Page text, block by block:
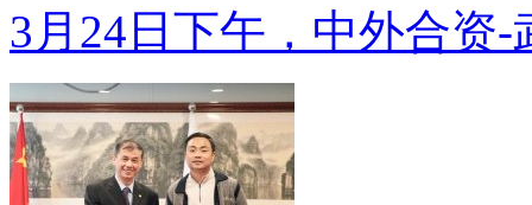
3月24日下午，中外合资